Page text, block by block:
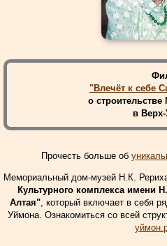
"Влечёт к себе
о
в
Прочесть больше об
Мемориальный дом-музей Н.К.
Культурного комплекса имени
Алтая", который включает в себя
Уймона. Ознакомиться со всей